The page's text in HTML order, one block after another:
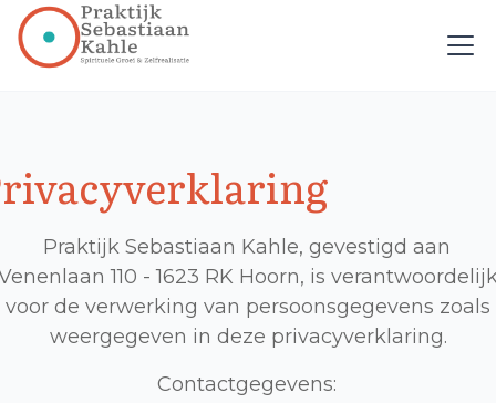
Praktijk Sebastiaan Kahle, gevestigd aan
110 - 1623 RK Hoorn, is
voor de verwerking van persoonsgegevens zoals
weergegeven in deze privacyverklaring.
Contactgegevens: